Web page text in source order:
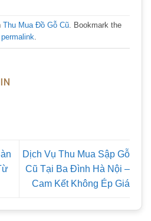
Thu Mua Đồ Gỗ Cũ. Bookmark the
permalink.
Dịch Vụ Thu Mua Sập Gỗ
Cũ Tại Ba Đình Hà Nội –
Cam Kết Không Ép Giá